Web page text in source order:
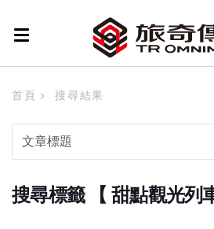
首頁 搜尋結果
搜尋標籤 【 甜點觀光列